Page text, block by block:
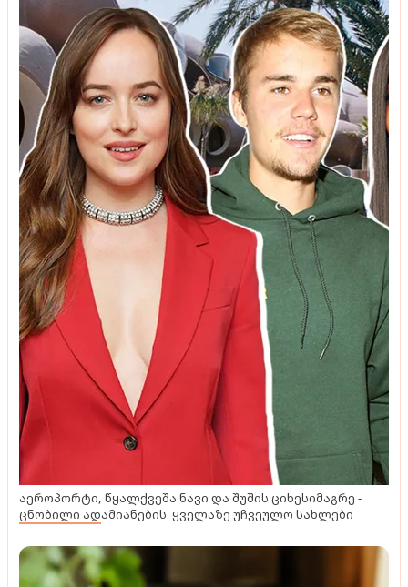
აეროპორტი, წყალქვეშა ნავი და შუშის ციხესიმაგრე -
ცნობილი ადამიანების ყველაზე უჩვეულო სახლები